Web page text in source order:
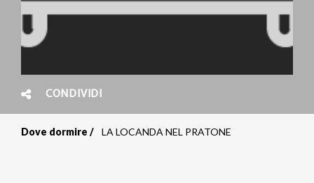
CONDIVIDI
Dove dormire LA LOCANDA NEL PRATONE